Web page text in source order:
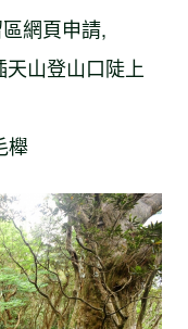
網頁申請,
天山登山口陡上
櫸